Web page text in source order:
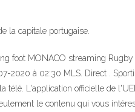
la capitale portugaise.
foot MONACO streaming Rugby
2020 à 02:30 MLS. Direct .
télé. L'application officielle de
le contenu qui vous